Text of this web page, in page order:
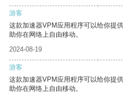
游客
这款加速器VPM应用程序可以给你提
助你在网络上自由移动。
2024-08-19
游客
这款加速器VPM应用程序可以给你提
助你在网络上自由移动。